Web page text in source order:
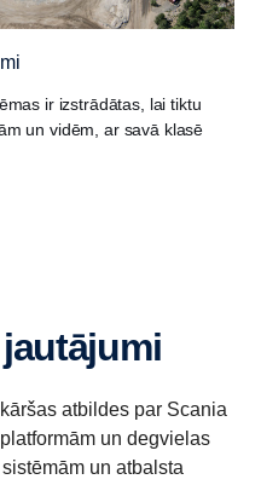
ir izstrādātas, lai tiktu
un vidēm, ar savā klasē
jautājumi
atbildes par Scania
un degvielas
un atbalsta